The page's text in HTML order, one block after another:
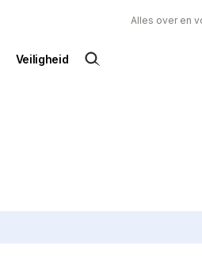
Alles over en
Veiligheid